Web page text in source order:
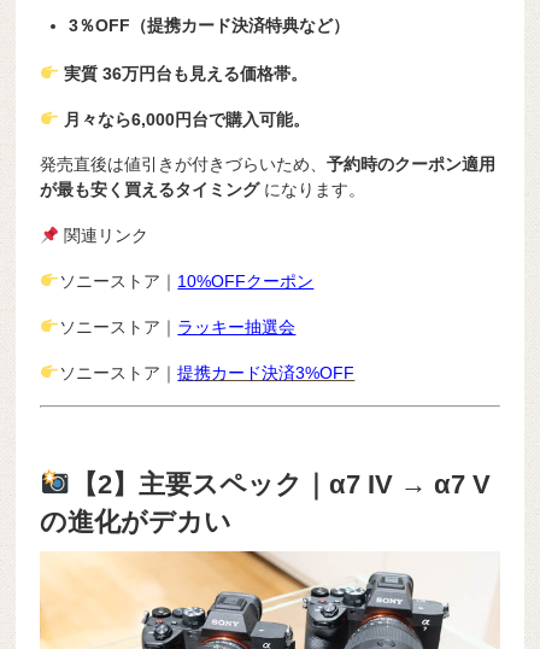
3％OFF（提携カード決済特典など）
実質 36万円台も見える価格帯。
月々なら6,000円台で購入可能。
発売直後は値引きが付きづらいため、予約時のクーポン適用
が最も安く買えるタイミングになります。
関連リンク
ソニーストア｜ 10%OFFクーポン
ソニーストア｜ ラッキー抽選会
ソニーストア｜提携カード決済3%OFF
【2】主要スペック｜α7 IV → α7 V
の進化がデカい